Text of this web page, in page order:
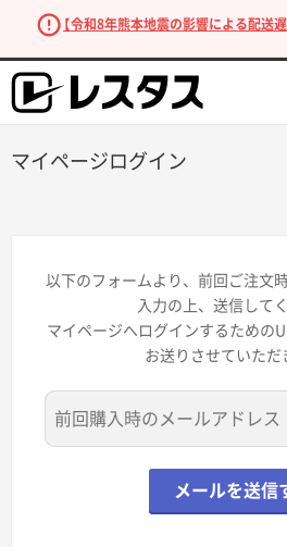
【令和8年熊本地震の影響による配送
マイページログイン
以下のフォームより、前回ご注文
入力の上、送信して
マイページへログインするための
お送りさせていただ
メールを送信